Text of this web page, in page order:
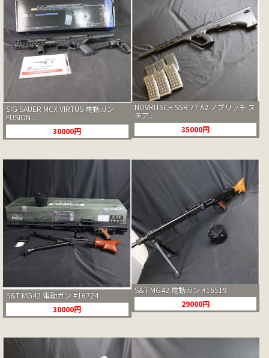
SIG SAUER MCX VIRTUS 電動ガン
FUSION ...
30000円
NOVRITSCH SSR 77 A2 ノブリッチ ス
テア...
35000円
S&T MG42 電動ガン #16724
30000円
S&T MG42 電動ガン #16519
29000円